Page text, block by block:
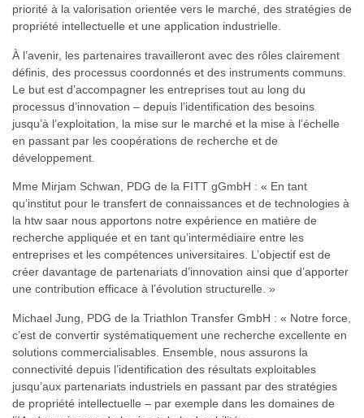
priorité à la valorisation orientée vers le marché, des stratégies de
propriété intellectuelle et une application industrielle.
À l’avenir, les partenaires travailleront avec des rôles clairement
définis, des processus coordonnés et des instruments communs.
Le but est d’accompagner les entreprises tout au long du
processus d’innovation – depuis l’identification des besoins
jusqu’à l’exploitation, la mise sur le marché et la mise à l’échelle
en passant par les coopérations de recherche et de
développement.
Mme Mirjam Schwan, PDG de la FITT gGmbH : « En tant
qu’institut pour le transfert de connaissances et de technologies à
la htw saar nous apportons notre expérience en matière de
recherche appliquée et en tant qu’intermédiaire entre les
entreprises et les compétences universitaires. L’objectif est de
créer davantage de partenariats d’innovation ainsi que d’apporter
une contribution efficace à l’évolution structurelle. »
Michael Jung, PDG de la Triathlon Transfer GmbH : « Notre force,
c’est de convertir systématiquement une recherche excellente en
solutions commercialisables. Ensemble, nous assurons la
connectivité depuis l’identification des résultats exploitables
jusqu’aux partenariats industriels en passant par des stratégies
de propriété intellectuelle – par exemple dans les domaines de